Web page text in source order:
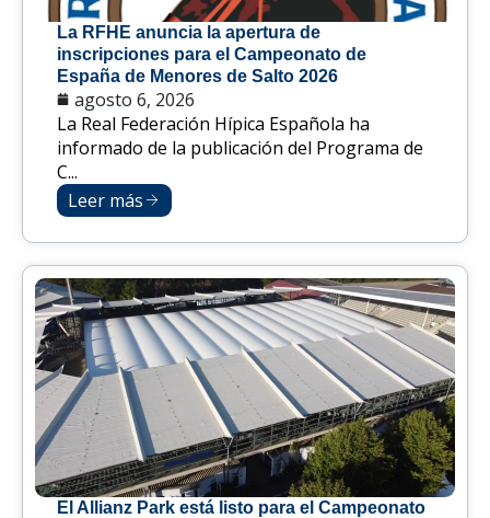
La RFHE anuncia la apertura de
inscripciones para el Campeonato de
España de Menores de Salto 2026
agosto 6, 2026
La Real Federación Hípica Española ha
informado de la publicación del Programa de
C...
Leer más
El Allianz Park está listo para el Campeonato